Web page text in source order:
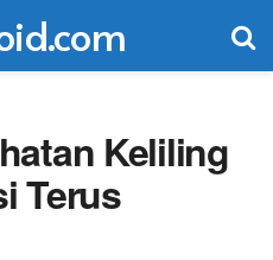
Keliling
Terus